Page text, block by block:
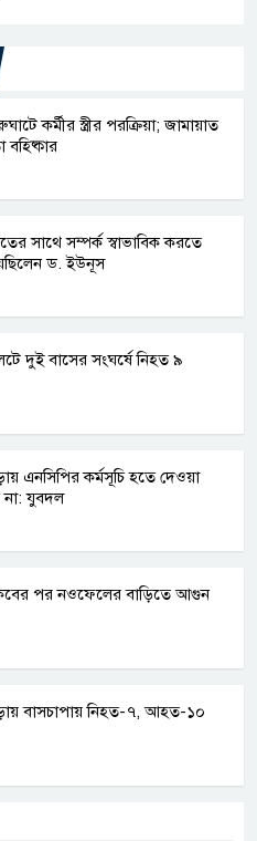
কর্মীর স্ত্রীর পরক্রিয়া; জামায়াত
বহিষ্কার
সাথে সম্পর্ক স্বাভাবিক করতে
ড. ইউনূস
দুই বাসের সংঘর্ষে নিহত ৯
এনসিপির কর্মসূচি হতে দেওয়া
না: যুবদল
পর নওফেলের বাড়িতে আগুন
বাসচাপায় নিহত-৭, আহত-১০